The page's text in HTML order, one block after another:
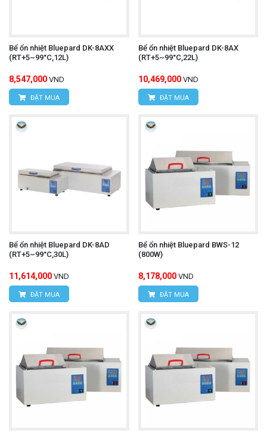
Bể ổn nhiệt Bluepard DK-8AXX
(RT+5~99°C,12L)
8,547,000 VND
ĐẶT MUA
Bể ổn nhiệt Bluepard DK-8AX
(RT+5~99°C,22L)
10,469,000 VND
ĐẶT MUA
Bể ổn nhiệt Bluepard DK-8AD
(RT+5~99°C,30L)
11,614,000 VND
ĐẶT MUA
Bể ổn nhiệt Bluepard BWS-12
(800W)
8,178,000 VND
ĐẶT MUA